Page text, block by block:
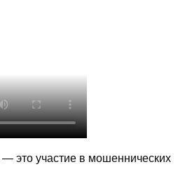
— это участие в мошеннических